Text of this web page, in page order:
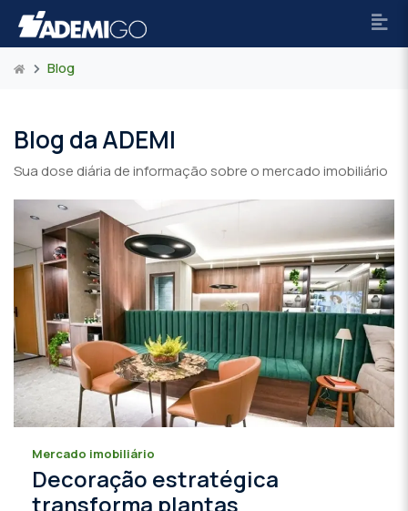
Blog
Blog da ADEMI
Sua dose diária de informação sobre o mercado imobiliário
Mercado imobiliário
Decoração estratégica
transforma plantas